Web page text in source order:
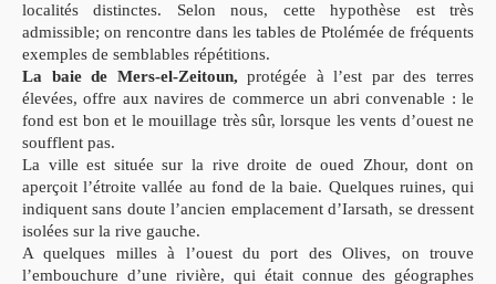
localités distinctes. Selonnous, cette hypothèse est très
admissible; on rencontre dans les tables de Ptolémée de fréquents
exemples de semblables répétitions.
La baie de Mers-el-Zeitoun, protégée à l’est par des terres
élevées, offre aux navires de commerce un abri convenable : le
fond est bon et le mouillage très sûr, lorsque les vents d’ouest ne
soufflent pas.
La ville est située sur la rive droite de oued Zhour, dont on
aperçoit l’étroitevallée au fond de la baie. Quelques ruines, qui
indiquent sans doute l’ancien emplacement d’Iarsath, se dressent
isolées sur la rive gauche.
A quelques milles à l’ouest du port des Olives, on trouve
l’embouchure d’une rivière, qui était connue des géographes